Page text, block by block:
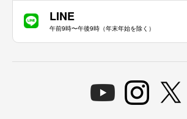
LINE
午前9時〜午後9時（年末年始を除く）